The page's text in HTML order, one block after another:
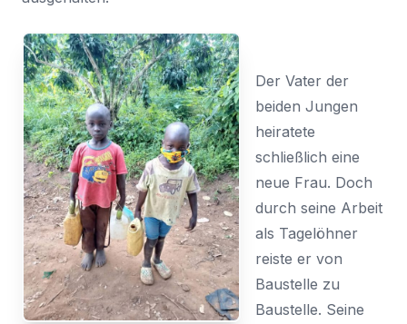
Der Vater der
beiden Jungen
heiratete
schließlich eine
neue Frau. Doch
durch seine Arbeit
als Tagelöhner
reiste er von
Baustelle zu
Baustelle. Seine